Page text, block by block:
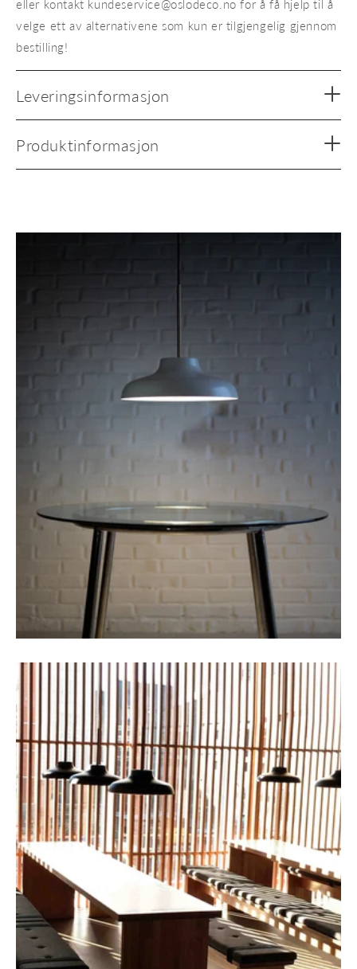
eller kontakt kundeservice@oslodeco.no for å få hjelp til å
velge ett av alternativene som kun er tilgjengelig gjennom
bestilling!
Leveringsinformasjon
Produktinformasjon